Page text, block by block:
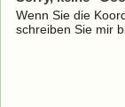
Wenn Sie die
schreiben Sie mir